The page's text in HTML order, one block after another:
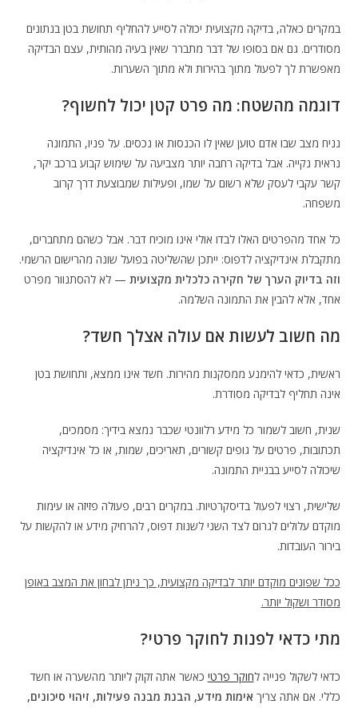
במקרים כאלה, בדיקה מקצועית יכולה לסייע להחליף תחושת בטן בנתונים
מסודרים. גם אם בסופו של דבר מתברר שאין בעיה מהותית, עצם הבדיקה
מאפשרת לך לפעול מתוך בהירות ולא מתוך השערות.
דוגמה מהשטח: מה פרט קטן יכול לחשוף?
נניח מצב שבו אדם טוען שאין לו הכנסות או נכסים. על פניו, התמונה
נראית נקייה. אבל בדיקה רחבה יותר מצביעה על שימוש קבוע ברכב יקר,
קשר עקבי לעסק שלא רשום על שמו, ופעילות שמבוצעת דרך קרוב
משפחה.
כל אחד מהפרטים האלו לבדו אולי אינו מוכיח דבר. אבל כשהם מתחברים,
מתקבלת אינדיקציה לדפוס: ייתכן שהשליטה בפועל שונה מהרישום הרשמי.
וזה בדיוק הערך של חקירה כלכלית מקצועית — לא להסתנוור מפרט
אחד, אלא להבין את התמונה השלמה.
מה חשוב לעשות אם עולה אצלך חשד?
ראשית, כדאי להימנע ממסקנות מהירות. חשד אינו ממצא, ותחושת בטן
אינה תחליף לבדיקה מסודרת.
שנית, חשוב לשמור כל מידע רלוונטי שכבר נמצא בידיך: מסמכים,
תכתובות, פרטים על גופים קשורים, תאריכים, שמות, או כל אינדיקציה
שיכולה לסייע בבניית התמונה.
שלישית, רצוי לפעול בדיסקרטיות. במקרים רבים, פעולה פזיזה או עימות
מוקדם עלולים לגרום לצד השני לשנות דפוס, להרחיק מידע או להקשות על
בירור העובדות.
ככל שפונים מוקדם יותר לבדיקה מקצועית, כך ניתן לבחון את המצב באופן
מסודר ושקול יותר.
מתי כדאי לפנות לחוקר פרטי?
כדאי לשקול פנייה לחוקר פרטי כאשר אתה זקוק ליותר מהשערה או חשד
כללי. אם אתה צריך אימות מידע, הבנת מבנה פעילות, זיהוי סיכונים,